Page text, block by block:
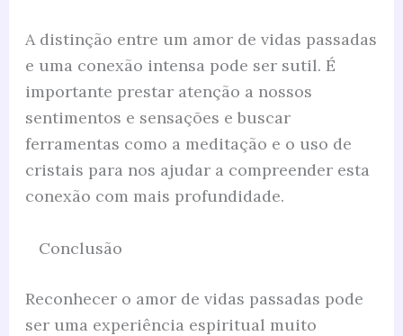
A distinção entre um amor de vidas passadas
e uma conexão intensa pode ser sutil. É
importante prestar atenção a nossos
sentimentos e sensações e buscar
ferramentas como a meditação e o uso de
cristais para nos ajudar a compreender esta
conexão com mais profundidade.
Conclusão
Reconhecer o amor de vidas passadas pode
ser uma experiência espiritual muito